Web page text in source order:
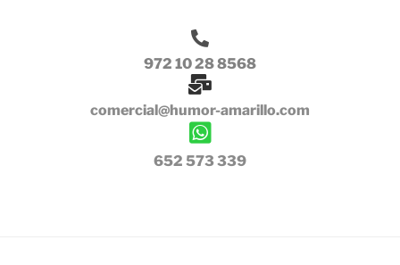
972 10 28 8568
comercial@humor-amarillo.com
652 573 339